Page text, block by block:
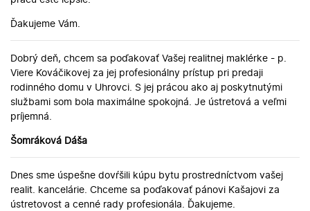
Ďakujeme Vám.
Dobrý deň, chcem sa poďakovať Vašej realitnej maklérke - p.
Viere Kováčikovej za jej profesionálny prístup pri predaji
rodinného domu v Uhrovci. S jej prácou ako aj poskytnutými
službami som bola maximálne spokojná. Je ústretová a veľmi
príjemná.
Šomráková Dáša
Dnes sme úspešne dovŕšili kúpu bytu prostredníctvom vašej
realit. kancelárie. Chceme sa poďakovať pánovi Kašajovi za
ústretovost a cenné rady profesionála. Ďakujeme.